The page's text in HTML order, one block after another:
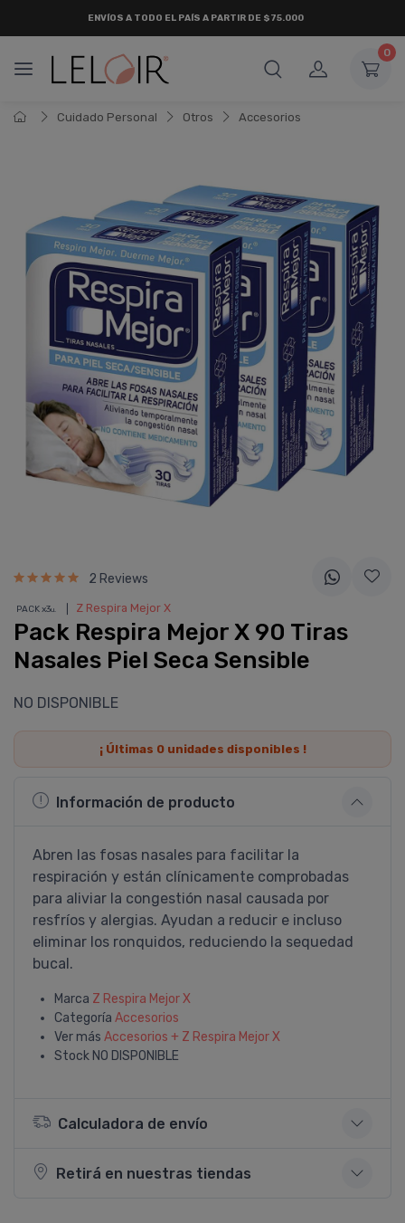
0
Cuidado Personal Otros Accesorios
2 Reviews
PACK x3u. Z Respira Mejor X
Pack Respira Mejor X 90 Tiras
Nasales Piel Seca Sensible
NO DISPONIBLE
¡ Últimas 0unidades disponibles !
Información de producto
Abren las fosas nasales para facilitar la
respiración y están clí­nicamente comprobadas
para aliviar la congestión nasal causada por
resfrí­os y alergias. Ayudan a reducir e incluso
eliminar los ronquidos, reduciendo la sequedad
bucal.
Marca Z Respira Mejor X
Categoría Accesorios
Ver más Accesorios + Z Respira Mejor X
Stock NO DISPONIBLE
Calculadora de envío
Retirá en nuestras tiendas